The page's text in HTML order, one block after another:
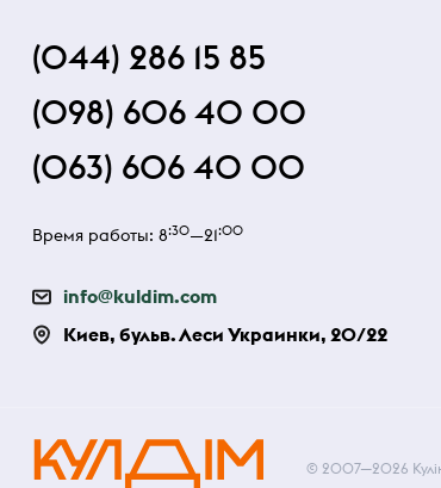
(044) 286 15 85
(098) 606 40 00
(063) 606 40 00
Время работы: 8:30—21:00
info@kuldim.com
Киев, бульв. Леси Украинки, 20/22
© 2007—2026